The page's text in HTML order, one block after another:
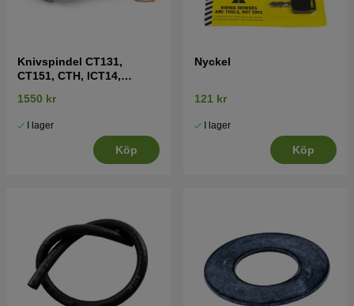
Knivspindel CT131,
CT151, CTH, ICT14,
1550 kr
I lager
Köp
Nyckel
121 kr
I lager
Köp